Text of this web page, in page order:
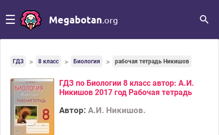
☰ Megabotan .org
ГДЗ 8 класс Биология рабочая тетрадь Никишов
ГДЗ по Биологии 8 класс автор: А.И.
Никишов 2017 год Рабочая тетрадь
Автор: А.И. Никишов.